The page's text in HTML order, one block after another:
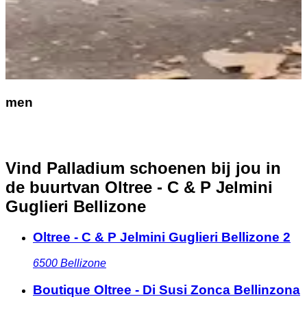
men
Vind Palladium schoenen bij jou in
de buurtvan Oltree - C & P Jelmini
Guglieri Bellizone
Oltree - C & P Jelmini Guglieri Bellizone 2
6500 Bellizone
Boutique Oltree - Di Susi Zonca Bellinzona